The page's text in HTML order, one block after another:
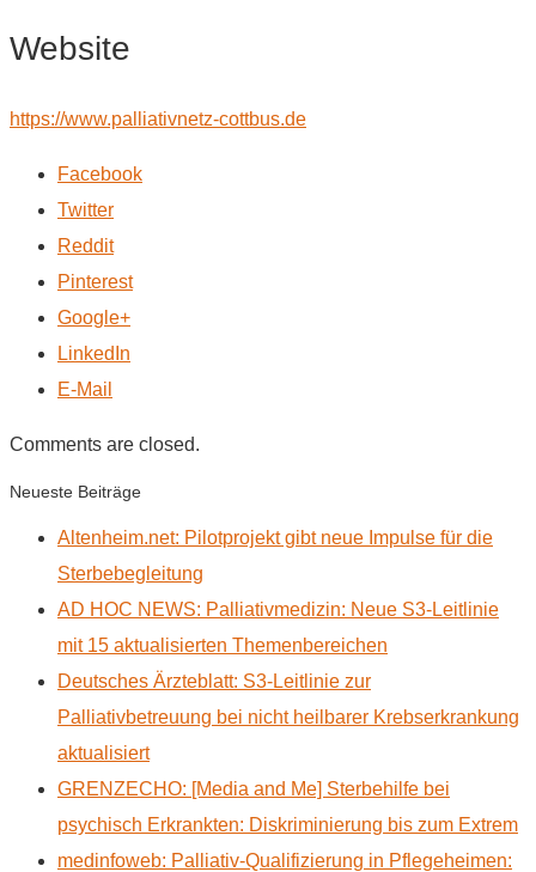
Website
https://www.palliativnetz-cottbus.de
Facebook
Twitter
Reddit
Pinterest
Google+
LinkedIn
E-Mail
Comments are closed.
Neueste Beiträge
Altenheim.net: Pilotprojekt gibt neue Impulse für die
Sterbebegleitung
AD HOC NEWS: Palliativmedizin: Neue S3-Leitlinie
mit 15 aktualisierten Themenbereichen
Deutsches Ärzteblatt: S3-Leitlinie zur
Palliativbetreuung bei nicht heilbarer Krebserkrankung
aktualisiert
GRENZECHO: [Media and Me] Sterbehilfe bei
psychisch Erkrankten: Diskriminierung bis zum Extrem
medinfoweb: Palliativ-Qualifizierung in Pflegeheimen: